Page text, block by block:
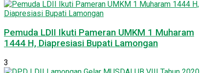
Pemuda LDII Ikuti Pameran UMKM 1 Muharam
1444 H, Diapresiasi Bupati Lamongan
3